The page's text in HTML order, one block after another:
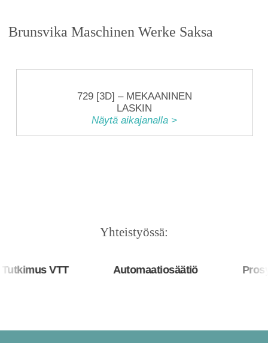
Brunsvika Maschinen Werke Saksa
729 [3D] – MEKAANINEN
LASKIN
Näytä aikajanalla >
Yhteistyössä:
VTT Automaatiosäätiö